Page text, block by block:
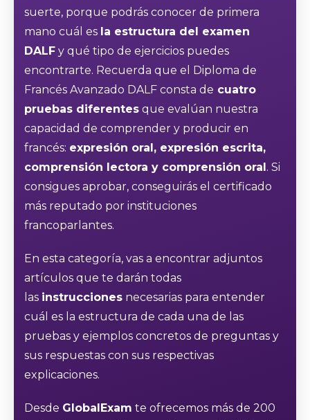
suerte, porque podrás conocer de primera
mano cuál es la estructura del examen
DALF y qué tipo de ejercicios puedes
encontrarte. Recuerda que el Diploma de
Francés Avanzado DALF consta de cuatro
pruebas diferentes que evalúan nuestra
capacidad de comprender y producir en
francés: expresión oral, expresión escrita,
comprensión lectora y comprensión oral. Si
consigues aprobar, conseguirás el certificado
más reputado por instituciones
francoparlantes.
En esta categoría, vas a encontrar adjuntos
artículos que te darán todas
las instrucciones necesarias para entender
cuál es la estructura de cada una de las
pruebas y ejemplos concretos de preguntas y
sus respuestas con sus respectivas
explicaciones.
Desde GlobalExam te ofrecemos más de 200